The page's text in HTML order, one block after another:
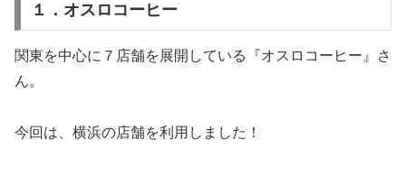
１．オスロコーヒー
関東を中心に７店舗を展開している『オスロコーヒー』さ
ん。
今回は、横浜の店舗を利用しました！